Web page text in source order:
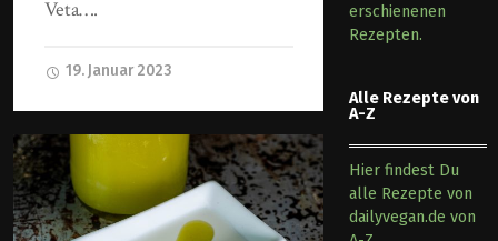
Veta….
19. Januar 2023
erschienenen
Rezepten.
Alle Rezepte von
A-Z
Hier findest Du
alle Rezepte von
dailyvegan.de von